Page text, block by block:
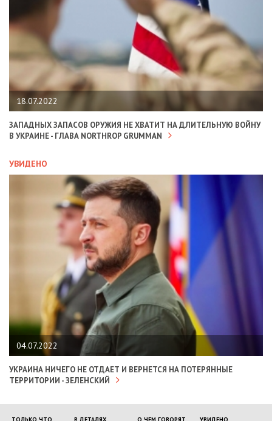
18.07.2022
ЗАПАДНЫХ ЗАПАСОВ ОРУЖИЯ НЕ ХВАТИТ НА ДЛИТЕЛЬНУЮ ВОЙНУ
В УКРАИНЕ - ГЛАВА NORTHROP GRUMMAN
УВИДЕНО
04.07.2022
УКРАИНА НИЧЕГО НЕ ОТДАЕТ И ВЕРНЕТСЯ НА ПОТЕРЯННЫЕ
ТЕРРИТОРИИ - ЗЕЛЕНСКИЙ